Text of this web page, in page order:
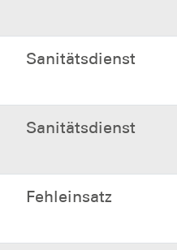
Sanitätsdienst
Sanitätsdienst
Fehleinsatz